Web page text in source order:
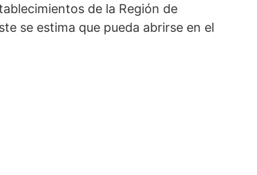
de la Región de
se estima que pueda abrirse en el